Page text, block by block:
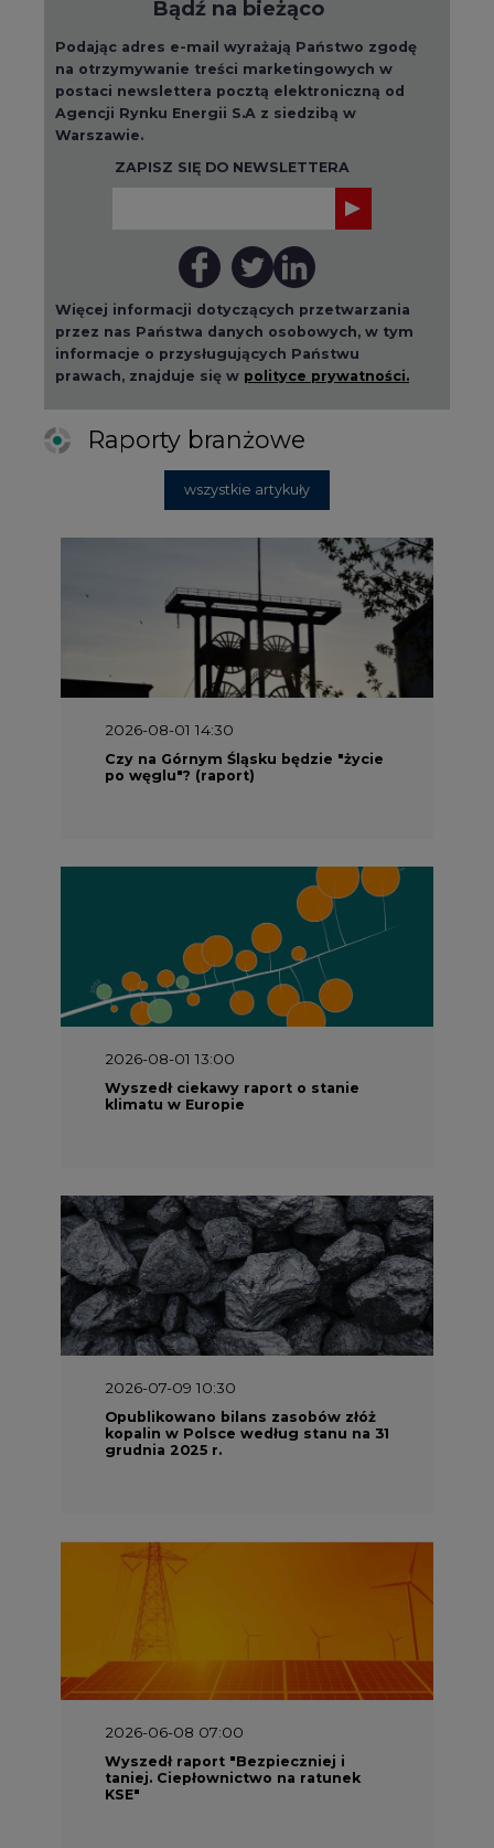
Agencji Rynku Energii S.A z siedzibą w
Warszawie.
ZAPISZ SIĘ DO NEWSLETTERA
Więcej informacji dotyczących przetwarzania
przez nas Państwa danych osobowych, w tym
informacje o przysługujących Państwu
prawach, znajduje się w polityce prywatności.
Raporty branżowe
2026-08-01 14:30
Czy na Górnym Śląsku będzie "życie
po węglu"? (raport)
2026-08-01 13:00
Wyszedł ciekawy raport o stanie
klimatu w Europie
2026-07-09 10:30
Opublikowano bilans zasobów złóż
kopalin w Polsce według stanu na 31
grudnia 2025 r.
2026-06-08 07:00
taniej. Ciepłownictwo na ratunek
KSE"